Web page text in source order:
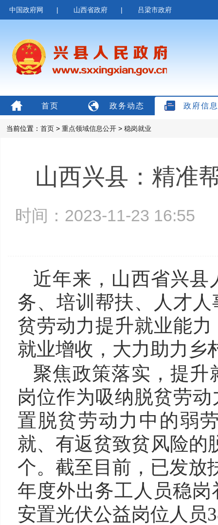
中国政府网 | 山西省政府 | 吕梁市政府
首页 政务动态 政府信
当前位置： 首页 > 重点领域信息公开 > 稳岗就业
山西兴县：精准
时间：2023-11-23
近年来， 山西省兴县
务、培训帮扶、人才
贫劳动力提升就业能
就业增收，大力助力乡
聚焦政策落实，提升
岗位作为吸纳脱贫劳
置脱贫劳动力中的弱
就、有返贫致贫风险的
个。截至目前，已发放
年度外出务工人员稳岗
安置光伏公益岗位人员